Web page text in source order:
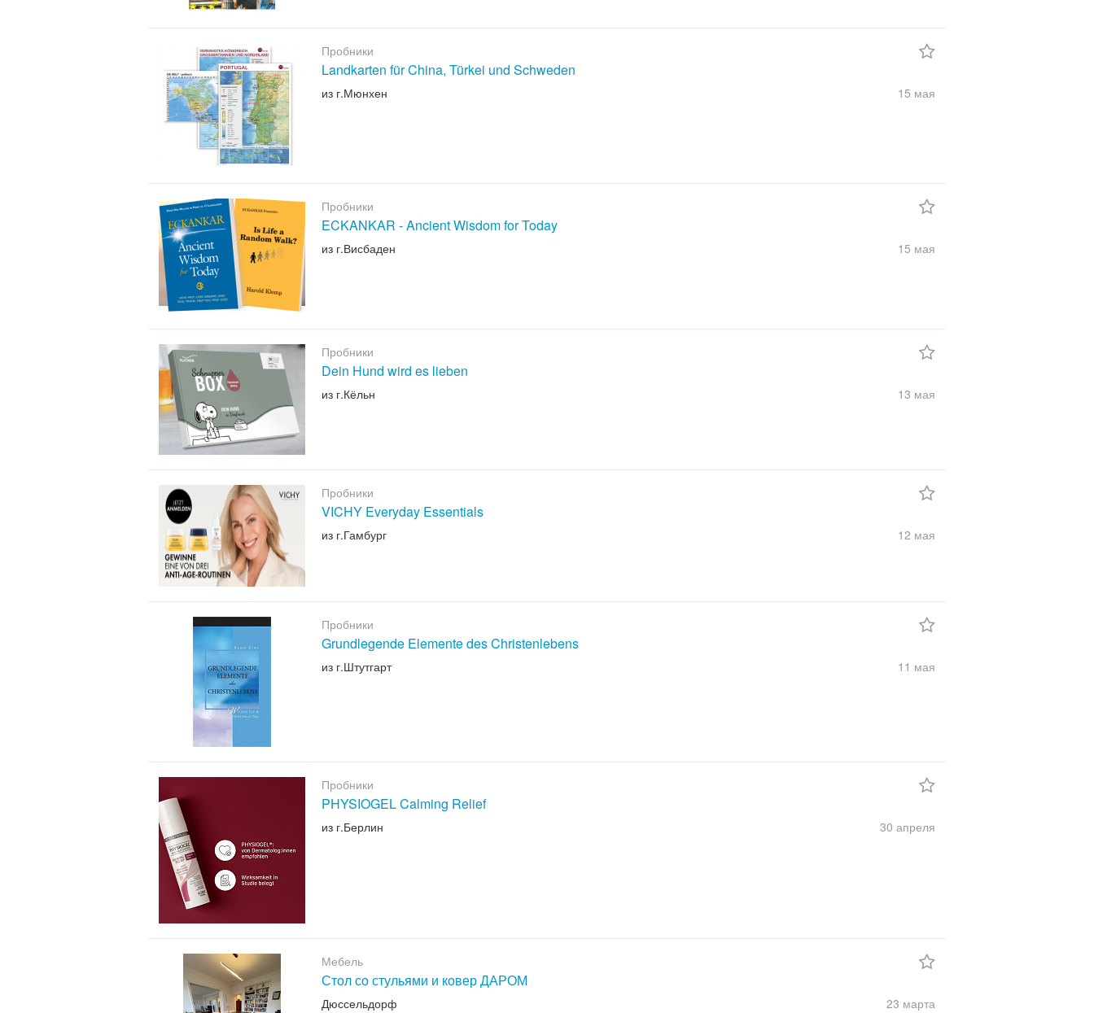
Пробники
Landkarten für China, Türkei und Schweden
из г.Мюнхен 15 мая
Пробники
ECKANKAR - Ancient Wisdom for Today
из г.Висбаден 15 мая
Пробники
Dein Hund wird es lieben
из г.Кёльн 13 мая
Пробники
VICHY Everyday Essentials
из г.Гамбург 12 мая
Пробники
Grundlegende Elemente des Christenlebens
из г.Штутгарт 11 мая
Пробники
PHYSIOGEL Calming Relief
из г.Берлин 30 апреля
Мебель
Стол со стульями и ковер ДАРОМ
Дюссельдорф 23 марта